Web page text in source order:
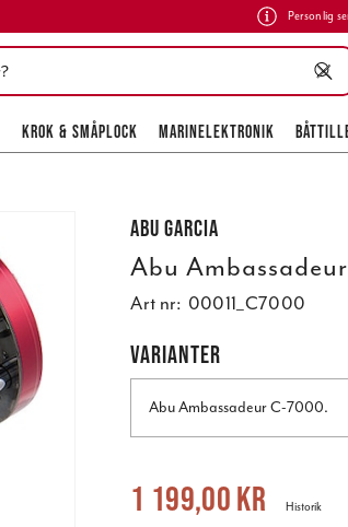
Personlig
KROK & SMÅPLOCK MARINELEKTRONIK
Abu Garcia
Abu
Art nr: 00011_C7000
VARIANTER
Abu Ambassadeur C-7000.
Nuvarande pris: 1 199,00 kr
1 199,00 kr Historik